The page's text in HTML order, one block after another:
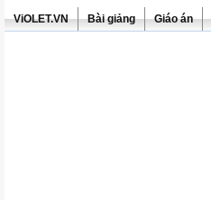
ViOLET.VN Bài giảng Giáo án